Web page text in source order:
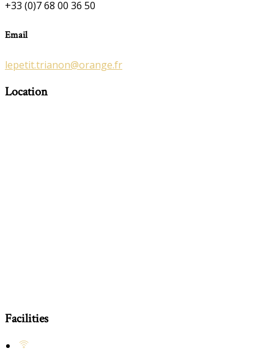
+33 (0)7 68 00 36 50
Email
lepetit.trianon@orange.fr
Location
Facilities